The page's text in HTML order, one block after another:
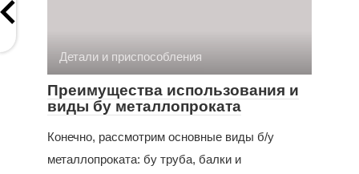
Детали и приспособления
Преимущества использования и
виды бу металлопроката
Конечно, рассмотрим основные виды б/у
металлопроката: бу труба, балки и